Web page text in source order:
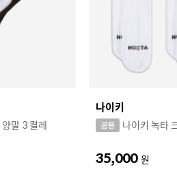
말 3 켤레
나이키
나이키 녹타
35,000 원